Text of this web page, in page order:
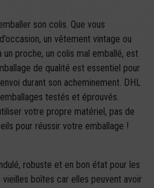
son colis. Que vous
un vêtement vintage ou
proche, un colis mal emballé, est
de qualité est essentiel pour
durant son acheminement. DHL
testés et éprouvés.
votre propre matériel, pas de
pour réussir votre emballage !
robuste et en bon état pour les
boîtes car elles peuvent avoir